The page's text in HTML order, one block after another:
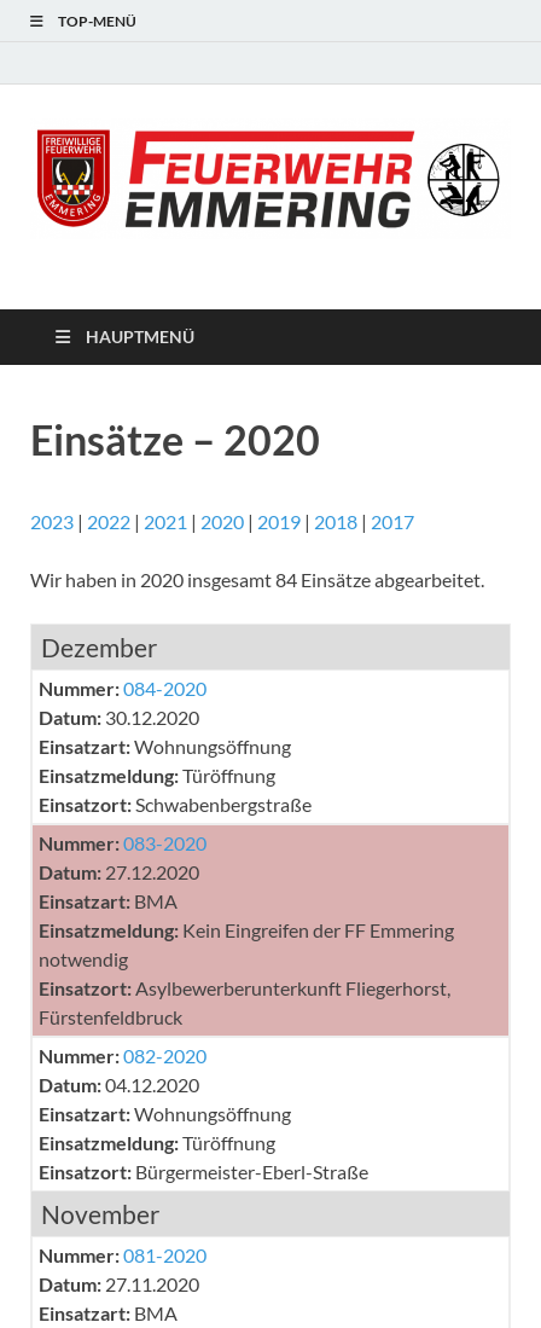
TOP-MENÜ
HAUPTMENÜ
Einsätze – 2020
2023 | 2022 | 2021 | 2020 | 2019 | 2018 | 2017
Wir haben in 2020 insgesamt 84 Einsätze abgearbeitet.
Dezember
Nummer:084-2020
Datum: 30.12.2020
Einsatzart:Wohnungsöffnung
Einsatzmeldung:Türöffnung
Einsatzort: Schwabenbergstraße
Nummer:083-2020
Datum: 27.12.2020
Einsatzart: BMA
Einsatzmeldung: Kein Eingreifen der FF Emmering
notwendig
Einsatzort: Asylbewerberunterkunft Fliegerhorst,
Fürstenfeldbruck
Nummer:082-2020
Datum:04.12.2020
Einsatzart:Wohnungsöffnung
Einsatzmeldung:Türöffnung
Einsatzort: Bürgermeister-Eberl-Straße
November
Nummer:081-2020
Datum: 27.11.2020
Einsatzart: BMA